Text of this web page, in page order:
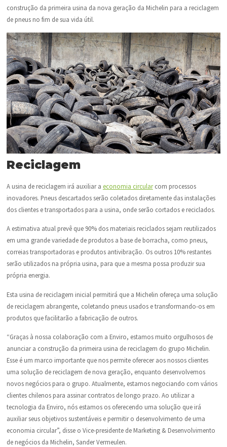
construção da primeira usina da nova geração da Michelin para a reciclagem
de pneus no fim de sua vida útil.
Reciclagem
A usina de reciclagem irá auxiliar a economia circularcom processos
inovadores. Pneus descartados serão coletados diretamente das instalações
dos clientes e transportados para a usina, onde serão cortados e reciclados.
A estimativa atual prevê que 90% dos materiais reciclados sejam reutilizados
em uma grande variedade de produtos a base de borracha, como pneus,
correias transportadoras e produtos antivibração. Os outros 10% restantes
serão utilizados na própria usina, para que a mesma possa produzir sua
própria energia.
Esta usina de reciclagem inicial permitirá que a Michelin ofereça uma solução
de reciclagem abrangente, coletando pneus usados e transformando-os em
produtos que facilitarão a fabricação de outros.
“Graças à nossa colaboração com a Enviro, estamos muito orgulhosos de
anunciar a construção da primeira usina de reciclagem do grupo Michelin.
Esse é um marco importante que nos permite oferecer aos nossos clientes
uma solução de reciclagem de nova geração, enquanto desenvolvemos
novos negócios para o grupo. Atualmente, estamos negociando com vários
clientes chilenos para assinar contratos de longo prazo. Ao utilizar a
tecnologia da Enviro, nós estamos os oferecendo uma solução que irá
auxiliar seus objetivos sustentáveis e permitir o desenvolvimento de uma
economia circular”, disse o Vice-presidente de Marketing & Desenvolvimento
de negócios da Michelin, Sander Vermeulen.